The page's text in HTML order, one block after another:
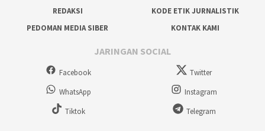
REDAKSI
KODE ETIK JURNALISTIK
PEDOMAN MEDIA SIBER
KONTAK KAMI
JARINGAN SOCIAL
Facebook
Twitter
WhatsApp
Instagram
Tiktok
Telegram